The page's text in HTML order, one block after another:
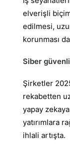
elverişli
edilmesi,
korunması
Siber
Şirketler
rekabetten
yapay
yatırımlara
ihlali artışta.